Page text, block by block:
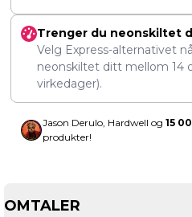
Trenger du neonskiltet
Velg Express-alternativet
neonskiltet ditt mellom 14
virkedager).
Jason Derulo, Hardwell og 15
produkter!
OMTALER